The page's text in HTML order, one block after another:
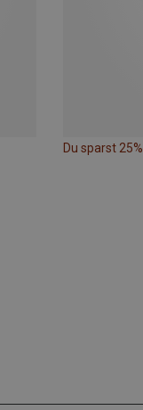
Du sparst 25%